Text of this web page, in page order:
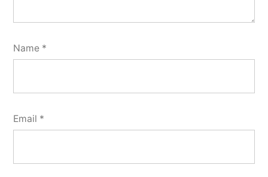
Name *
Email *